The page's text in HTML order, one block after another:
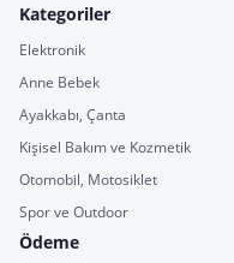
Kategoriler
Elektronik
Anne Bebek
Ayakkabı, Çanta
Kişisel Bakım ve Kozmetik
Otomobil, Motosiklet
Spor ve Outdoor
Ödeme